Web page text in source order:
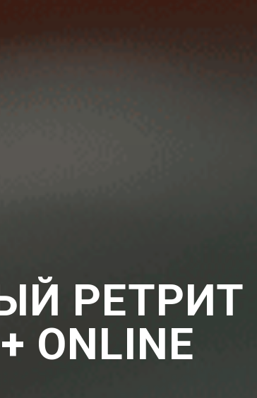
РЕТРИТ
ONLINE